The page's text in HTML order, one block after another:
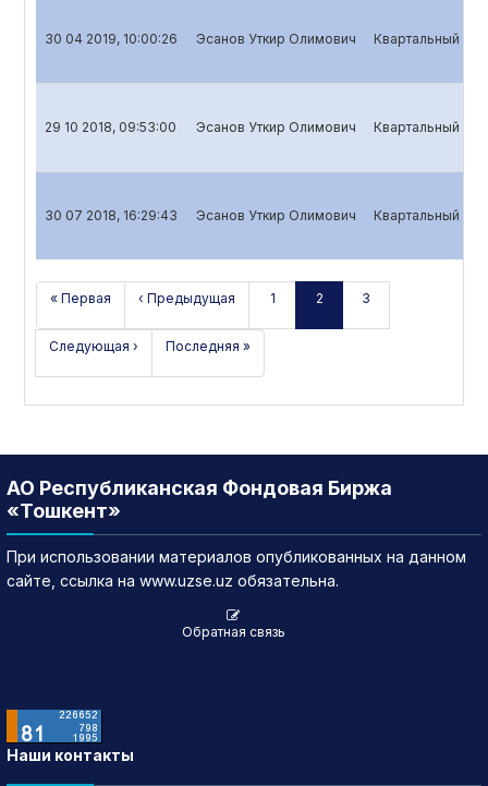
30 04 2019, 10:00:26 Эсанов Уткир Олимович Квартальный
29 10 2018, 09:53:00 Эсанов Уткир Олимович Квартальный
30 07 2018, 16:29:43 Эсанов Уткир Олимович Квартальный
« Первая ‹ Предыдущая 1 2 3
Следующая › Последняя »
АО Республиканская Фондовая Биржа
«Тошкент»
При использовании материалов опубликованных на данном
сайте, ссылка на www.uzse.uz обязательна.
Обратная связь
Наши контакты